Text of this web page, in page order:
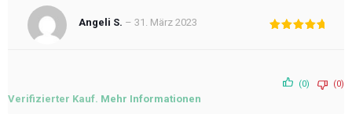
Angeli S. – 31. März 2023
(0) (0)
Verifizierter Kauf. Mehr Informationen